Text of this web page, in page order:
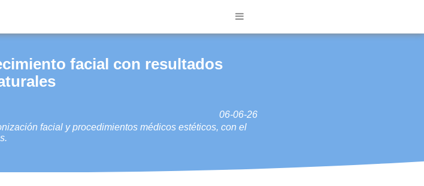
facial con resultados
06-06-26
facial y procedimientos médicos estéticos, con el